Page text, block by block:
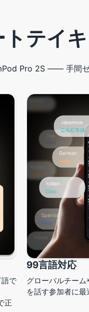
テイ
Pro 2S —— 手間ゼ
で
正
99言語対応
グローバルチー
を話す参加者に最